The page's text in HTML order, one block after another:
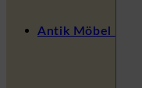
Antik Möbel